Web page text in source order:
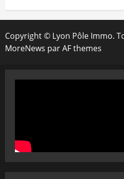
Copyright © Lyon Pôle Immo.
MoreNews par AF themes